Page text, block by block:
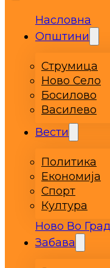
Насловна
Општини
Струмица
Ново Село
Босилово
Василево
Вести
Политика
Економија
Спорт
Култура
Ново Во
Забава